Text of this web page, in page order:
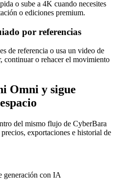
o sube a 4K cuando necesites
o ediciones premium.
por referencias
de referencia o usa un video de
continuar o rehacer el movimiento
Omni y sigue
del mismo flujo de CyberBara
exportaciones e historial de
generación con IA